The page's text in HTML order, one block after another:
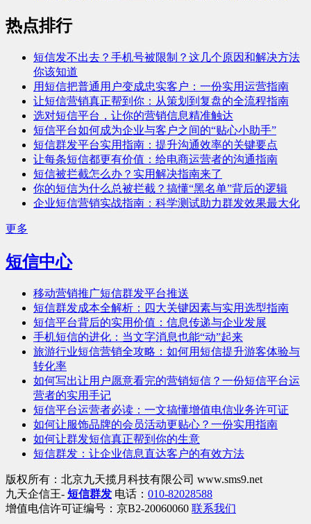
热点排行
短信发不出去？手机号被限制？这几个原因和解决方法
你该知道
用短信把普通用户变成忠实客户：一份实用运营指南
让短信营销真正帮到你：从策划到复盘的全流程指南
选对短信平台，让你的营销信息精准触达
短信平台如何成为企业与客户之间的“贴心小助手”
短信群发平台实用指南：提升沟通效率的关键要点
让每条短信都更有价值：给电商运营者的沟通指南
短信被拦截怎么办？实用解决指南来了
你的短信为什么总被拦截？搞懂“黑名单”背后的逻辑
企业短信营销实战指南：科学测试助力群发效果最大化
更多
短信中心
移动营销推广短信群发平台推送
短信群发成本全解析：四大关键因素与实用选型指南
短信平台背后的实用价值：信息传递与企业发展
手机短信的进化：当文字消息也能“动”起来
旅游行业短信营销全攻略：如何用短信提升游客体验与
转化率
如何写出让用户愿意看完的营销短信？一份短信平台运
营者的实用手记
短信平台运营者必读：一文搞懂增值电信业务许可证
如何让服饰品牌的会员活动更贴心？一份实用指南
如何让群发短信真正帮到你的生意
短信群发：让企业信息直达客户的有效方法
版权所有：北京九天揽月科技有限公司 www.sms9.net
九天企信王- 短信群发 电话： 010-82028588
增值电信许可证编号：京B2-20060060 联系我们